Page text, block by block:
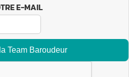
E-MAIL